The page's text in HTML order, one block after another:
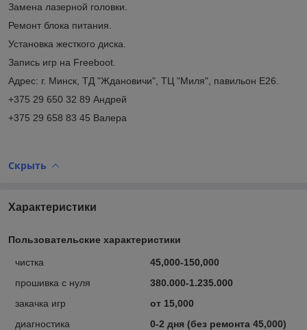
Замена лазерной головки.
Ремонт блока питания.
Установка жесткого диска.
Запись игр на Freeboot.
Адрес: г. Минск, ТД "Ждановичи", ТЦ "Миля", павильон E26.
+375 29 650 32 89 Андрей
+375 29 658 83 45 Валера
Скрыть
Характеристики
Пользовательские характеристики
чистка
45,000-150,000
прошивка с нуля
380.000-1.235.000
закачка игр
от 15,000
диагностика
0-2 дня (без ремонта 45,000)